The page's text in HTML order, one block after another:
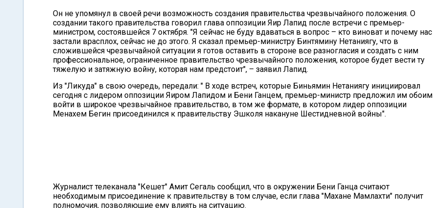
Он не упомянул в своей речи возможность создания правительства чрезвычайного положения. О
создании такого правительства говорил глава оппозиции Яир Лапид после встречи с премьер-
министром, состоявшейся 7 октября. "Я сейчас не буду вдаваться в вопрос – кто виноват и почему нас
застали врасплох, сейчас не до этого. Я сказал премьер-министру Бинтямину Нетаниягу, что в
сложившейся чрезвычайной ситуации я готов оставить в стороне все разногласия и создать с ним
профессиональное, ограниченное правительство чрезвычайного положения, которое будет вести ту
тяжелую и затяжную войну, которая нам предстоит", – заявил Лапид.
Из "Ликуда" в свою очередь, передали: " В ходе встреч, которые Биньямин Нетаниягу инициировал
сегодня с лидером оппозиции Яиром Лапидом и Бени Ганцем, премьер-министр предложил им обоим
войти в широкое чрезвычайное правительство, в том же формате, в котором лидер оппозиции
Менахем Бегин присоединился к правительству Эшколя накануне Шестидневной войны".
Журналист телеканала "Кешет" Амит Сегаль сообщил, что в окружении Бени Ганца считают
необходимым присоединение к правительству в том случае, если глава "Махане Мамлахти" получит
полномочия, позволяющие ему влиять на ситуацию.